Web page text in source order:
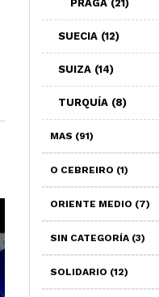
PRAGA (21)
SUECIA (12)
SUIZA (14)
TURQUÍA (8)
MAS (91)
O CEBREIRO (1)
ORIENTE MEDIO (7)
SIN CATEGORÍA (3)
SOLIDARIO (12)